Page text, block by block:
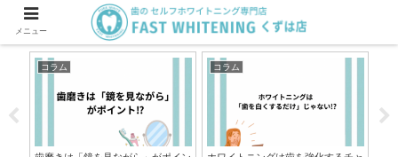
コラム コラム
メニュー